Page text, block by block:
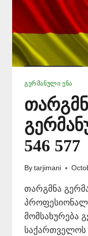
ᲒᲔᲠᲛᲐᲜᲣᲚᲘ ᲔᲜᲐ
546 577
By tarjimani
თარგმნა
მომსახურება
საქართველოს